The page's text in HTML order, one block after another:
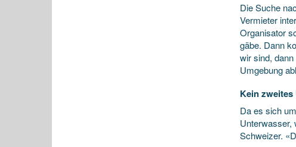
Die Suche
Vermieter
Organisator
gäbe. Dann
wir sind,
Umgebung
Kein
Da es sich
Unterwasser,
Schweizer.